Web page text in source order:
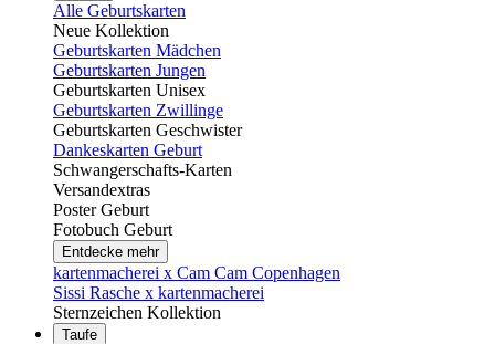
Alle Geburtskarten
Neue Kollektion
Geburtskarten Mädchen
Geburtskarten Jungen
Geburtskarten Unisex
Geburtskarten Zwillinge
Geburtskarten Geschwister
Dankeskarten Geburt
Schwangerschafts-Karten
Versandextras
Poster Geburt
Fotobuch Geburt
Entdecke mehr
kartenmacherei x Cam Cam Copenhagen
Sissi Rasche x kartenmacherei
Sternzeichen Kollektion
Taufe